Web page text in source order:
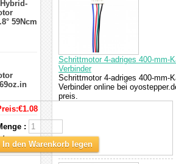
59Ncm
mit 1m
Grad
3.36V 4
Schrittmotor 4-adriges 400-mm-
Verbinder
Schrittmotor 4-adriges 400-mm-
Verbinder online bei
preis.
€1.08
:
In den Warenkorb legen